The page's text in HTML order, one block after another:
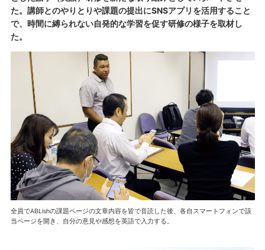
た。講師とのやりとりや課題の提出にSNSアプリを活用すること
で、時間に縛られない自発的な学習を促す研修の様子を取材し
た。
全員でABLishの課題ページの文章内容を皆で音読した後、各自スマートフォンで該
当ページを開き、自分の意見や感想を英語で入力する。